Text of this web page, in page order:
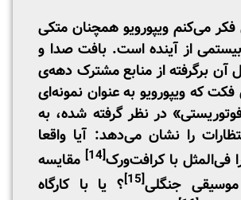
می‌کنم ویپورویو همچنان متکی
از آینده است. بافت صدا و
برگرفته از منابع مشترک دهه‌ی
که ویپورویو به عنوان نمونه‌ای
در نظر گرفته شده، به
را نشان می‌دهد: آیا واقعا
فی‌المثل با کرافت‌ورک[14]
مقایسه
جنگلی[15]
؟ یا با کارگاه